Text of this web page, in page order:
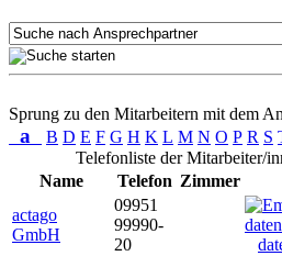
Sprung zu den Mitarbeitern mit dem
a B D E F G H K L M N O P R S
Telefonliste der Mitarbeiter/
Name
Telefon Zimmer
actago
GmbH
09951
99990-
20